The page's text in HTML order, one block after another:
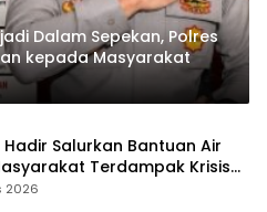
Dalam Sepekan, Polres
kepada Masyarakat
Salurkan Bantuan Air
Terdampak Krisis
2026